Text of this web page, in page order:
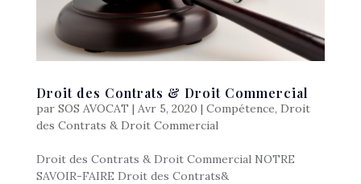
Droit des Contrats & Droit Commercial
par SOS AVOCAT | Avr 5, 2020 | Compétence, Droit
des Contrats & Droit Commercial
Droit des Contrats & Droit Commercial NOTRE
SAVOIR-FAIRE Droit des Contrats&